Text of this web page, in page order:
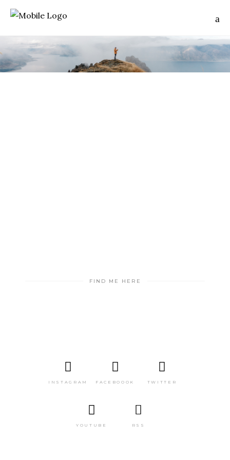
FIND ME HERE
INSTAGRAM FACEBOOOK TWITTER
YOUTUBE RSS